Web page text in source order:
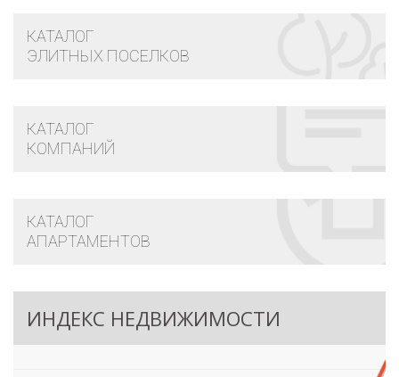
КАТАЛОГ
ЭЛИТНЫХ ПОСЕЛКОВ
КАТАЛОГ
КОМПАНИЙ
КАТАЛОГ
АПАРТАМЕНТОВ
ИНДЕКС НЕДВИЖИМОСТИ